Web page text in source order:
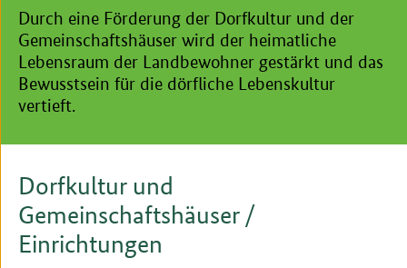
Durch eine Förderung der Dorfkultur und der
Gemeinschaftshäuser wird der heimatliche
Lebensraum der Landbewohner gestärkt und das
Bewusstsein für die dörfliche Lebenskultur
vertieft.
Dorfkultur und
Gemeinschaftshäuser /
Einrichtungen